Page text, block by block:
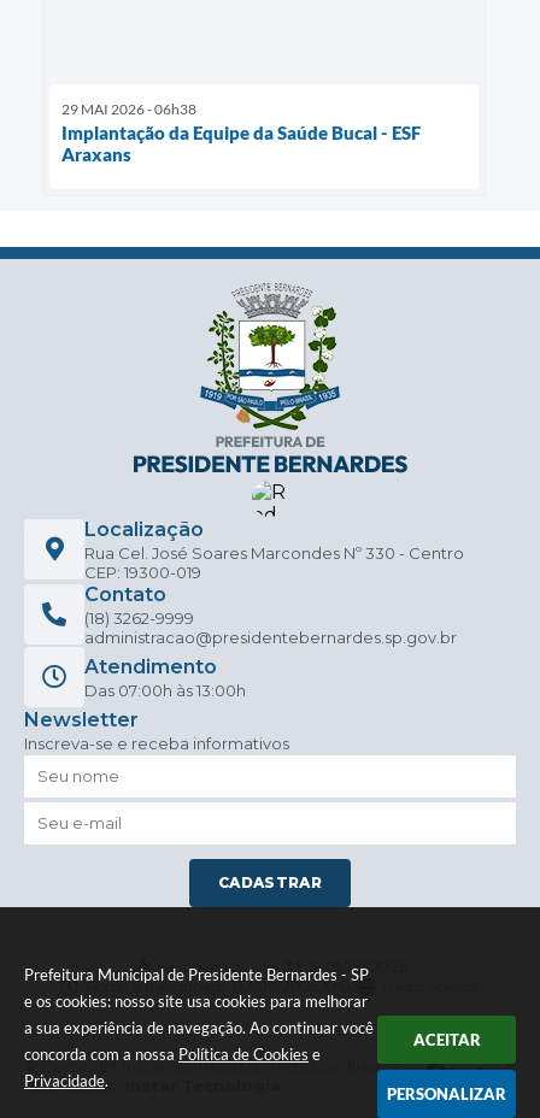
Prefeitura Municipal de Presidente Bernardes - SP
e os cookies: nosso site usa cookies para melhorar
a sua experiência de navegação. Ao continuar você
concorda com a nossa Política de Cookies e
Privacidade.
ACEITAR
PERSONALIZAR
29 MAI 2026 - 06h38
Implantação da Equipe da Saúde Bucal - ESF
Araxans
Localização
Rua Cel. José Soares Marcondes Nº 330 - Centro
CEP: 19300-019
Contato
(18) 3262-9999
administracao@presidentebernardes.sp.gov.br
Atendimento
Das 07:00h às 13:00h
Newsletter
Inscreva-se e receba informativos
CADASTRAR
Versão do Sistema:
3.5.3 - 19/06/2026
Portal atualizado em:07/08/2026 10:03
© Copyright Instar - 2006-2026. Todos os direitos
reservados -